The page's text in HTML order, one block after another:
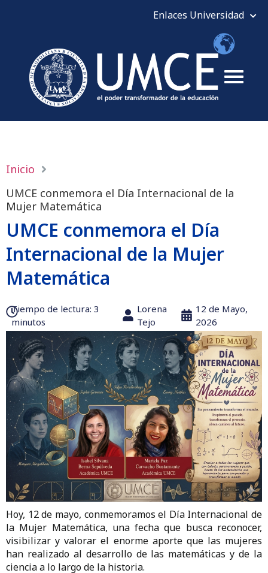
Inicio
UMCE conmemora el Día Internacional de la
Mujer Matemática
UMCE conmemora el Día
Internacional de la Mujer
Matemática
Tiempo de lectura:‎ 3
minutos
Lorena
Tejo
12 de Mayo,
2026
Hoy, 12 de mayo, conmemoramos el Día Internacional de
la Mujer Matemática, una fecha que busca reconocer,
visibilizar y valorar el enorme aporte que las mujeres
han realizado al desarrollo de las matemáticas y de la
ciencia a lo largo de la historia.